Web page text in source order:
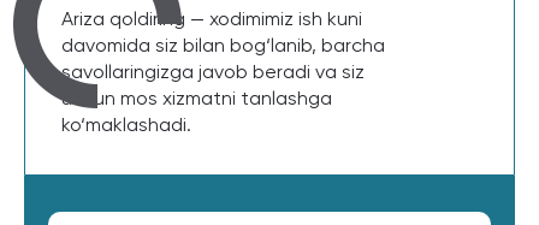
Ariza qoldiring — xodimimiz ish kuni
davomida siz bilan bog‘lanib, barcha
savollaringizga javob beradi va siz
uchun mos xizmatni tanlashga
ko‘maklashadi.